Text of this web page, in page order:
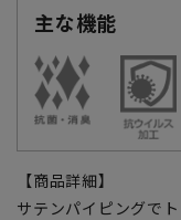
主な機能
【商品詳細】
サテンパイピングで